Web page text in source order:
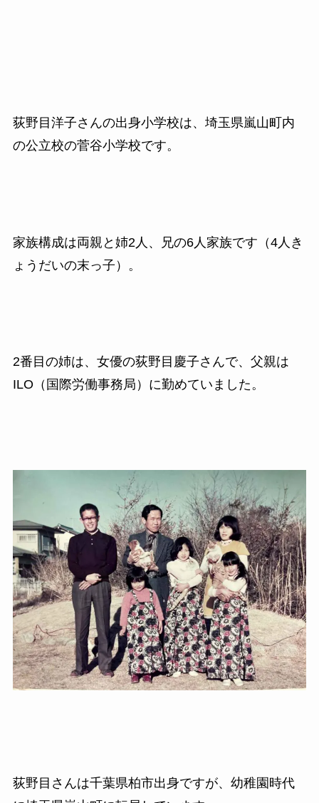
荻野目洋子さんの出身小学校は、埼玉県嵐山町内
の公立校の菅谷小学校です。
家族構成は両親と姉2人、兄の6人家族です（4人き
ょうだいの末っ子）。
2番目の姉は、女優の荻野目慶子さんで、父親は
ILO（国際労働事務局）に勤めていました。
荻野目さんは千葉県柏市出身ですが、幼稚園時代